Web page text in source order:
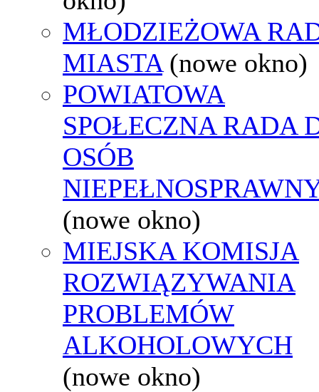
MŁODZIEŻOWA
MIASTA (nowe okno)
POWIATOWA
SPOŁECZNA RADA
OSÓB
(nowe okno)
MIEJSKA KOMISJA
ROZWIĄZYWANIA
PROBLEMÓW
ALKOHOLOWYCH
(nowe okno)